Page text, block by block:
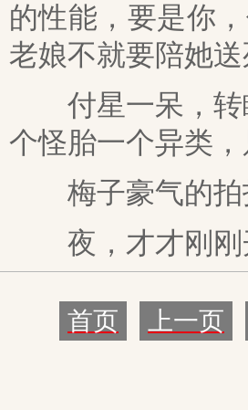
的性能，要是你
老娘不就要陪她送
付星一呆，转
个怪胎一个异类
梅子豪气的拍
夜，才才刚刚
首页 上一页